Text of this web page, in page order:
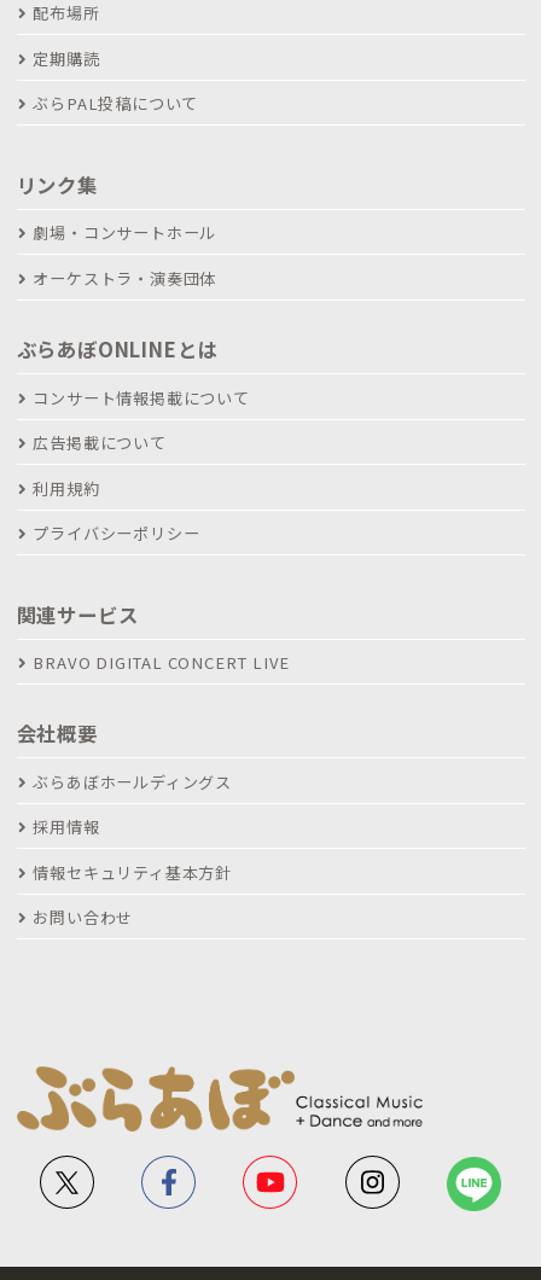
配布場所
定期購読
ぶらPAL投稿について
リンク集
劇場・コンサートホール
オーケストラ・演奏団体
ぶらあぼONLINEとは
コンサート情報掲載について
広告掲載について
利用規約
プライバシーポリシー
関連サービス
BRAVO DIGITAL CONCERT LIVE
会社概要
ぶらあぼホールディングス
採用情報
情報セキュリティ基本方針
お問い合わせ